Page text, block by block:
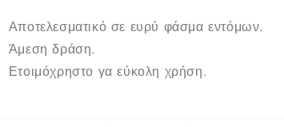
Αποτελεσματικό σε ευρύ φάσμα εντόμων.
Άμεση δράση.
Ετοιμόχρηστο γα εύκολη χρήση.